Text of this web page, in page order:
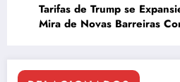
Tarifas de Trump se
Mira de Novas Barreiras